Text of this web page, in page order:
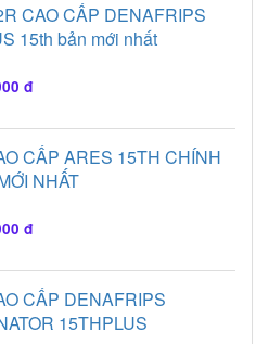
CẤP DENAFRIPS
15th bản mới nhất
đ
CẤP ARES 15TH CHÍNH
NHẤT
đ
CẤP DENAFRIPS
15THPLUS